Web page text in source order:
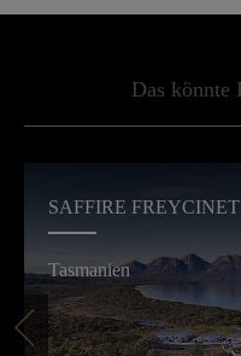
Das könnte
SAFFIRE FREYCINET
Tasmanien